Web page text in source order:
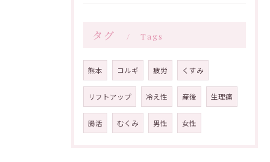
タグ Tags
熊本 コルギ 疲労 くすみ
リフトアップ 冷え性 産後 生理痛
腸活 むくみ 男性 女性